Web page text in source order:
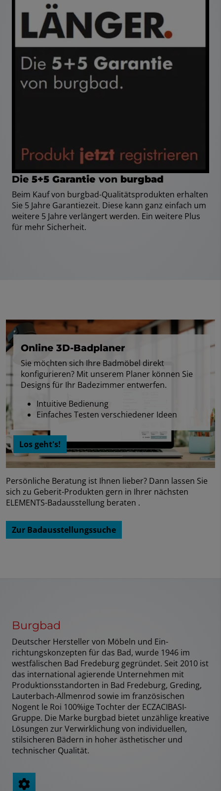
Die 5+5 Garantie von burgbad
Beim Kauf von burgbad-Qualitätsprodukten erhalten
Sie 5 Jahre Garantiezeit. Diese kann ganz einfach um
weitere 5 Jahre verlängert werden. Ein weitere Plus
für mehr Sicherheit.
Online 3D-Badplaner
Sie möchten sich Ihre Badmöbel direkt
konfigurieren? Mit unserem Planer können Sie
Designs für Ihr Badezimmer entwerfen.
Intuitive Bedienung
Einfaches Testen verschiedener Ideen
Los geht's!
Persönliche Beratung ist Ihnen lieber? Dann lassen Sie
sich zu Geberit-Produkten gern in Ihrer nächsten
ELEMENTS-Badausstellung beraten .
Zur Badausstellungssuche
Burgbad
Deutscher Hersteller von Möbeln und Ein­
richtungskonzepten für das Bad, wurde 1946 im
westfälischen Bad Fredeburg gegründet. Seit 2010 ist
das international agierende Unternehmen mit
Produktionsstandorten in Bad Fredeburg, Greding,
Lauterbach-Allmenrod sowie im französischen
Nogent le Roi 100%ige Tochter der ECZACIBASI­-
Gruppe. Die Marke burgbad bietet unzählige kreative
Lösungen zur Verwirklichung von individuellen,
stilsicheren Bädern in hoher ästhetischer und
technischer Qualität.